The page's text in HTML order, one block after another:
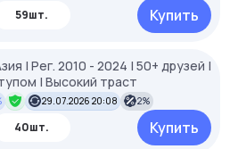
59шт. Купить
| Рег. 2010 - 2024 | 50+ друзей |
| Высокий траст
29.07.2026 20:08 2%
40шт. Купить